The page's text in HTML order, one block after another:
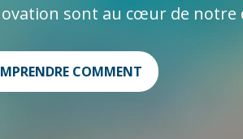
sont au cœur de notre
COMMENT